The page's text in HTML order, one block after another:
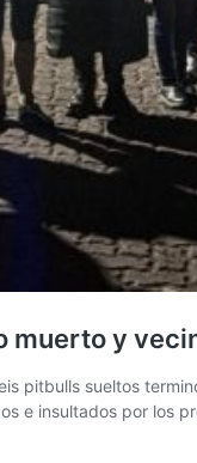
muerto y
pitbulls sueltos
e insultados por los